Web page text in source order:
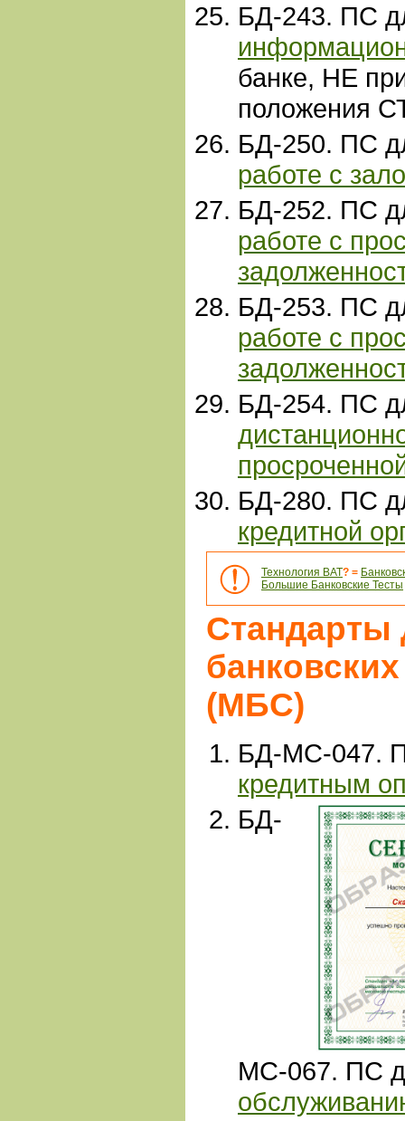
БД-243. ПС
банке, НЕ
положения
БД-250. ПС
работе с
БД-252. ПС
работе с
БД-253. ПС
работе с
БД-254. ПС
БД-280. ПС
кредитной
Технология ВАТ? =
Большие Банковские Тесты
(МБС)
БД-МС-047.
кредитным
БД-
МС-067. ПС